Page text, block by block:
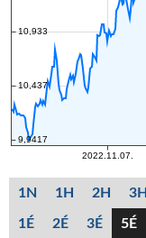
1N 1H 2H 3H
1É 2É 3É 5É